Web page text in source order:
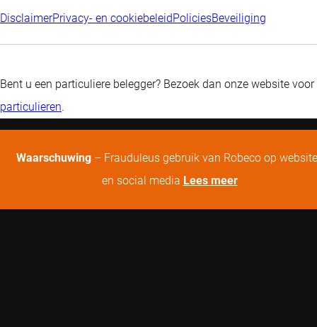
DisclaimerPrivacy- en cookiebeleid PoliciesBeveiliging
Bent u een particuliere belegger? Bezoek dan onze website voor
particulieren.
Waarschuwing – Frauduleus gebruik van Robeco op
en social media Lees meer